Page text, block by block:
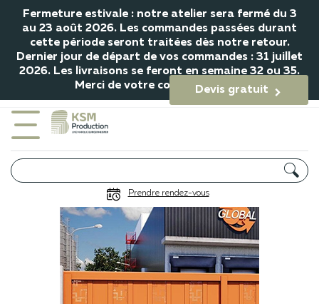
Fermeture estivale : notre atelier sera fermé du 3
au 23 août 2026. Les commandes passées durant
cette période seront traitées dès notre retour.
Dernier jour de départ de vos commandes : 31 juillet
2026. Les livraisons se feront en semaine 32 ou 35.
Merci de votre compréhension.

Prendre rendez-vous
Portails gamme Industriel
Devis gratuit